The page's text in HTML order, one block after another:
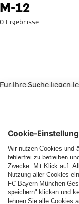
Suche: M-12
M-12
0 Ergebnisse
Für Ihre Suche liegen